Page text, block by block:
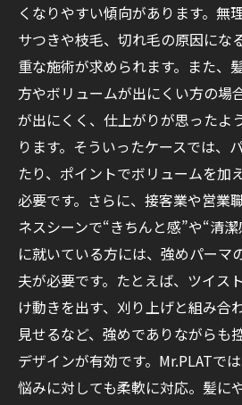
くなりやすい傾向があります。無
サつきや枝毛、切れ毛の原因にな
重な施術が求められます。また、
方やボリュームが出にくい方の場
が出にくく、仕上がりが思ったよ
ります。そういったケースでは、
たり、ポイントでボリュームを加
必要です。さらに、接客業や営業
ネスシーンで“きちんと感”や“清
に就いている方には、強めパーマ
夫が必要です。たとえば、ツイス
け動きを出す、刈り上げと組み合
見せるなど、強めでありながらも
デザインが有効です。Mr.PLATで
悩みに対しても柔軟に対応。髪に